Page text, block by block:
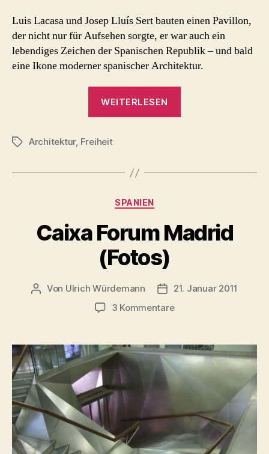
Luis Lacasa und Josep Lluís Sert bauten einen Pavillon,
der nicht nur für Aufsehen sorgte, er war auch ein
lebendiges Zeichen der Spanischen Republik – und bald
eine Ikone moderner spanischer Architektur.
WEITERLESEN
Fotos“
Schlagwörter
Architektur, Freiheit
Kategorien
SPANIEN
Caixa Forum Madrid
(Fotos)
Beitragsautor
Von Ulrich Würdemann Beitragsdatum
21. Januar 2011
3 Kommentarezu
Madrid
(Fotos)